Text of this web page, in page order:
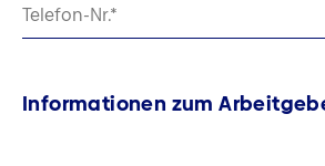
Telefon-Nr.
Informationen zum